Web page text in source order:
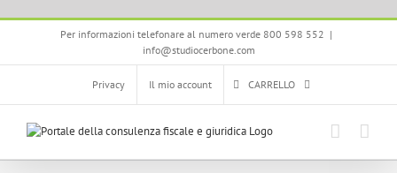
Salta
Per informazioni telefonare al numero verde 800 598 552 |
info@studiocerbone.com
Privacy Il mio account CARRELLO